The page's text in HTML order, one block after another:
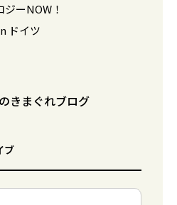
ーNOW！
ドイツ
きまぐれブログ
ブ